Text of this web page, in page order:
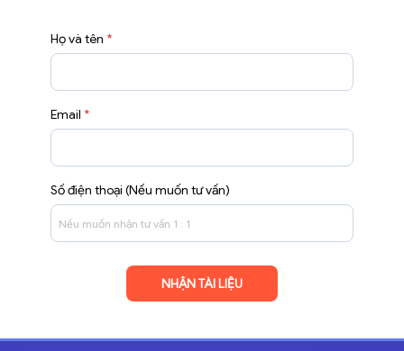
Họ và tên *
Email *
Số điện thoại (Nếu muốn tư vấn)